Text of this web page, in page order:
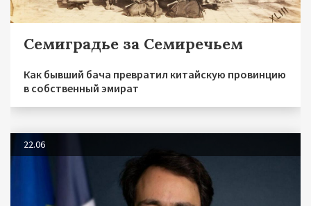
Семиградье за Семиречьем
Как бывший бача превратил китайскую провинцию
в собственный эмират
22.06